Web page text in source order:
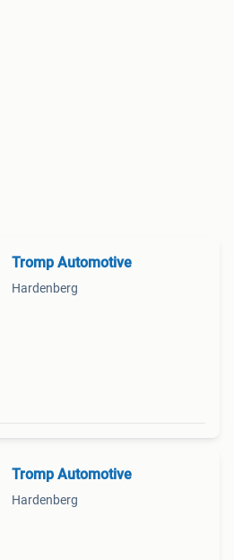
Tromp Automotive
Hardenberg
Tromp Automotive
Hardenberg